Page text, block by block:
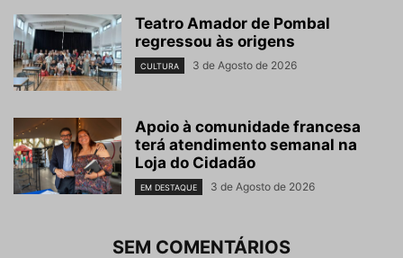
Teatro Amador de Pombal
regressou às origens
CULTURA 3 de Agosto de 2026
Apoio à comunidade francesa
terá atendimento semanal na
Loja do Cidadão
EM DESTAQUE 3 de Agosto de 2026
SEM COMENTÁRIOS